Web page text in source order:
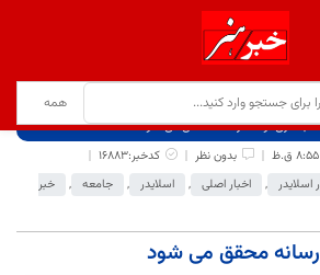
گری توسط رسانه محقق می شود
8:55 ق.ظ بدون نظر
کدخبر:16883
اسلایدر , اخبار اصلی , اسلایدر , جامعه ,
خبر
محقق می شود